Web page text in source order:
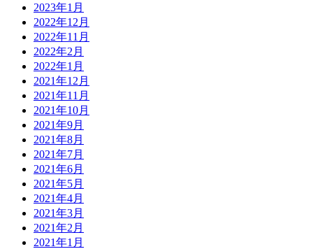
2023年1月
2022年12月
2022年11月
2022年2月
2022年1月
2021年12月
2021年11月
2021年10月
2021年9月
2021年8月
2021年7月
2021年6月
2021年5月
2021年4月
2021年3月
2021年2月
2021年1月